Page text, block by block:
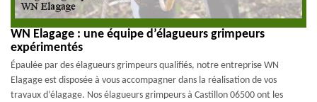
WN Elagage : une équipe d’élagueurs grimpeurs
expérimentés
Épaulée par des élagueurs grimpeurs qualifiés, notre entreprise WN
Elagage est disposée à vous accompagner dans la réalisation de vos
travaux d’élagage. Nos élagueurs grimpeurs à Castillon 06500 ont les